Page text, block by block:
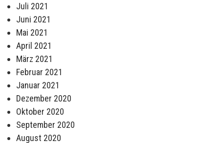
Juli 2021
Juni 2021
Mai 2021
April 2021
März 2021
Februar 2021
Januar 2021
Dezember 2020
Oktober 2020
September 2020
August 2020